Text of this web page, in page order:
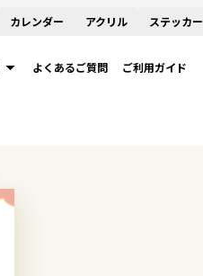
カレンダー アクリル ステッカー
よくあるご質問 ご利用ガイド